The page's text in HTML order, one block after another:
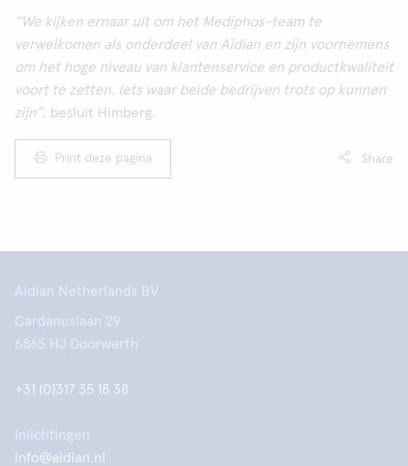
“We kijken ernaar uit om het Mediphos-team te
verwelkomen als onderdeel van Aidian en zijn voornemens
om het hoge niveau van klantenservice en productkwaliteit
voort te zetten. Iets waar beide bedrijven trots op kunnen
zijn”, besluit Himberg.
Print deze pagina Share
Aidian Netherlands BV
Cardanuslaan 29
6865 HJ Doorwerth
+31 (0)317 35 18 38
Inlichtingen
info@aidian.nl